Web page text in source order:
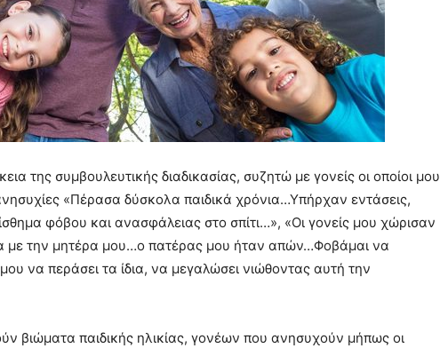
της συμβουλευτικής διαδικασίας, συζητώ με γονείς οι οποίοι μου
«Πέρασα δύσκολα παιδικά χρόνια…Υπήρχαν εντάσεις,
φόβου και ανασφάλειας στο σπίτι…», «Οι γονείς μου χώρισαν
με την μητέρα μου…ο πατέρας μου ήταν απών…Φοβάμαι να
να περάσει τα ίδια, να μεγαλώσει νιώθοντας αυτή την
βιώματα παιδικής ηλικίας, γονέων που ανησυχούν μήπως οι